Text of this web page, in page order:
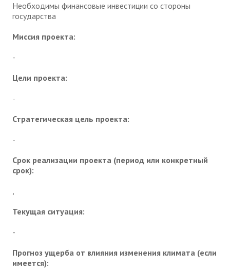
Необходимы финансовые инвестиции со стороны
государства
Миссия проекта:
-
Цели проекта:
-
Стратегическая цель проекта:
-
Срок реализации проекта (период или конкретный
срок):
,
Текущая ситуация:
-
Прогноз ущерба от влияния изменения климата (если
имеется):